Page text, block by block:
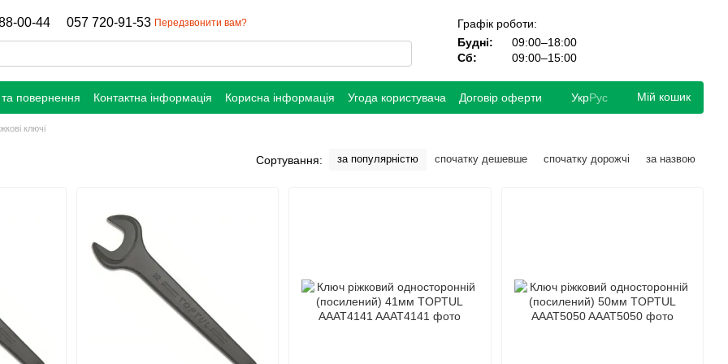
00-44 057 720-91-53 Передзвонити вам?
Графік роботи:
Будні:
09:00–18:00
Сб:
09:00–15:00
повернення Контактна інформація Корисна інформація Угода користувача Договір оферти УкрРус Мій кошик
ключі
Сортування: за популярністю спочатку дешевше спочатку дорожчі за назвою